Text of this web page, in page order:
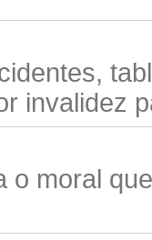
invalidez
o moral